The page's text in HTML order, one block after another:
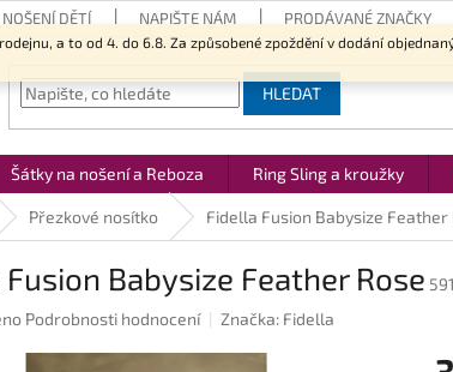
a to od 4. do 6.8. Za způsobené zpoždění v dodání
DĚTÍ NAPIŠTE NÁM PRODÁVANÉ ZNAČKY
HLEDAT
Šátky na nošení a Reboza Ring Sling a kroužky
Přezkové nosítko Fidella Fusion Babysize Feather
Babysize Feather Rose
Podrobnosti hodnocení Značka: Fidella